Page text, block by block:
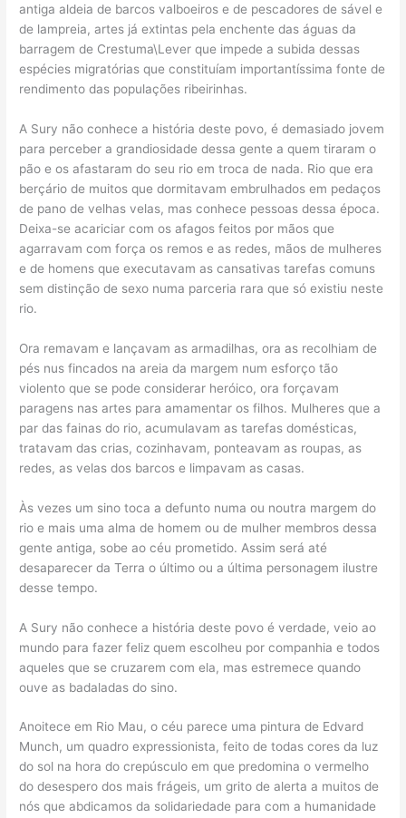
antiga aldeia de barcos valboeiros e de pescadores de sável e
de lampreia, artes já extintas pela enchente das águas da
barragem de Crestuma\Lever que impede a subida dessas
espécies migratórias que constituíam importantíssima fonte de
rendimento das populações ribeirinhas.
A Sury não conhece a história deste povo, é demasiado jovem
para perceber a grandiosidade dessa gente a quem tiraram o
pão e os afastaram do seu rio em troca de nada. Rio que era
berçário de muitos que dormitavam embrulhados em pedaços
de pano de velhas velas, mas conhece pessoas dessa época.
Deixa-se acariciar com os afagos feitos por mãos que
agarravam com força os remos e as redes, mãos de mulheres
e de homens que executavam as cansativas tarefas comuns
sem distinção de sexo numa parceria rara que só existiu neste
rio.
Ora remavam e lançavam as armadilhas, ora as recolhiam de
pés nus fincados na areia da margem num esforço tão
violento que se pode considerar heróico, ora forçavam
paragens nas artes para amamentar os filhos. Mulheres que a
par das fainas do rio, acumulavam as tarefas domésticas,
tratavam das crias, cozinhavam, ponteavam as roupas, as
redes, as velas dos barcos e limpavam as casas.
Às vezes um sino toca a defunto numa ou noutra margem do
rio e mais uma alma de homem ou de mulher membros dessa
gente antiga, sobe ao céu prometido. Assim será até
desaparecer da Terra o último ou a última personagem ilustre
desse tempo.
A Sury não conhece a história deste povo é verdade, veio ao
mundo para fazer feliz quem escolheu por companhia e todos
aqueles que se cruzarem com ela, mas estremece quando
ouve as badaladas do sino.
Anoitece em Rio Mau, o céu parece uma pintura de Edvard
Munch, um quadro expressionista, feito de todas cores da luz
do sol na hora do crepúsculo em que predomina o vermelho
do desespero dos mais frágeis, um grito de alerta a muitos de
nós que abdicamos da solidariedade para com a humanidade